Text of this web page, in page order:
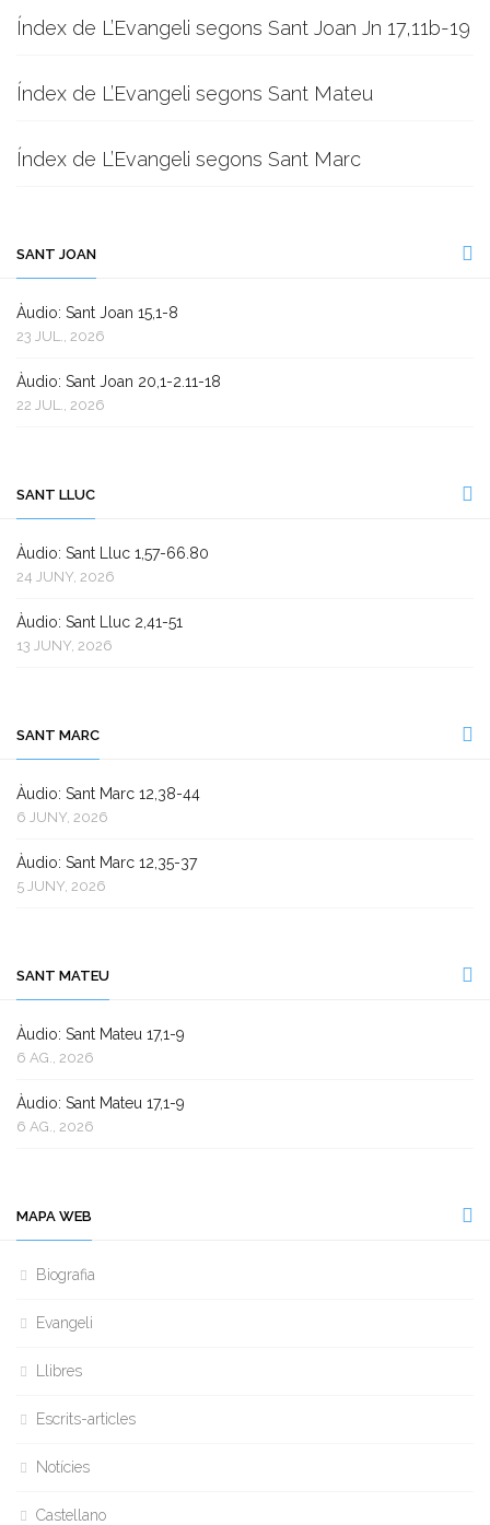
Índex de L’Evangeli segons Sant Joan Jn 17,11b-19
Índex de L’Evangeli segons Sant Mateu
Índex de L’Evangeli segons Sant Marc
SANT JOAN
Àudio: Sant Joan 15,1-8
23 JUL., 2026
Àudio: Sant Joan 20,1-2.11-18
22 JUL., 2026
SANT LLUC
Àudio: Sant Lluc 1,57-66.80
24 JUNY, 2026
Àudio: Sant Lluc 2,41-51
13 JUNY, 2026
SANT MARC
Àudio: Sant Marc 12,38-44
6 JUNY, 2026
Àudio: Sant Marc 12,35-37
5 JUNY, 2026
SANT MATEU
Àudio: Sant Mateu 17,1-9
6 AG., 2026
Àudio: Sant Mateu 17,1-9
6 AG., 2026
MAPA WEB
Biografia
Evangeli
Llibres
Escrits-articles
Notícies
Castellano